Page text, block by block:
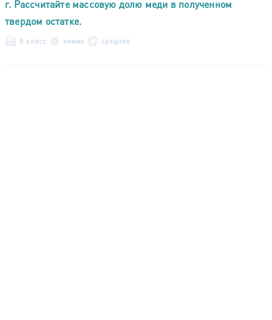
г. Рассчитайте массовую долю меди в полученном
твердом остатке.
8 класс химия средняя